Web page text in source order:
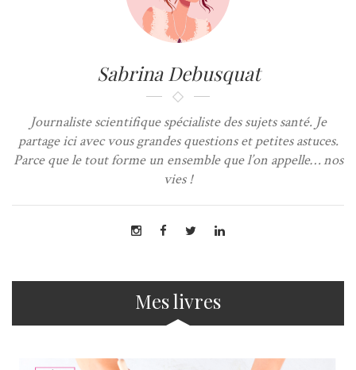
Sabrina Debusquat
Journaliste scientifique spécialiste des sujets santé. Je
partage ici avec vous grandes questions et petites astuces.
Parce que le tout forme un ensemble que l’on appelle… nos
vies !
Mes livres